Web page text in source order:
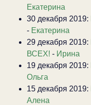
Екатерина
30 декабря 2019:
- Екатерина
29 декабря 2019:
ВСЕХ! - Ирина
19 декабря 2019:
Ольга
15 декабря 2019:
Алена